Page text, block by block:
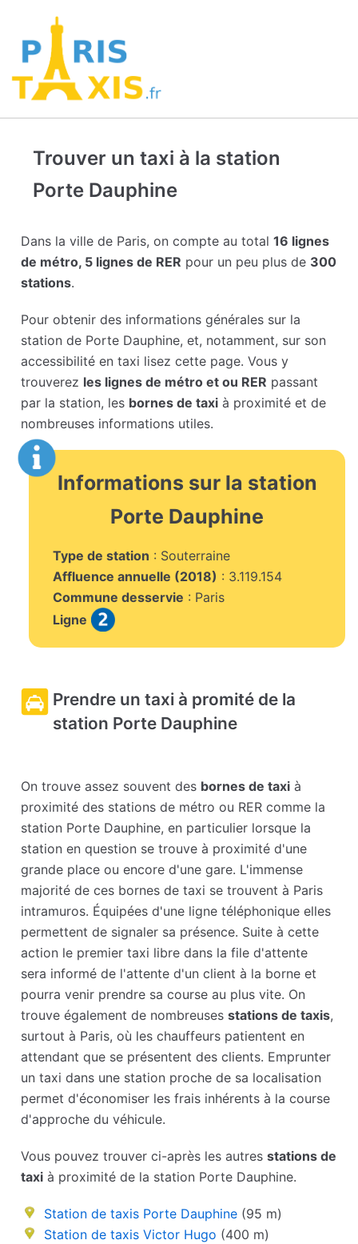
Trouver un taxi à la station
Porte Dauphine
Dans la ville de Paris, on compte au total16 lignes
de métro, 5 lignes de RER pour un peu plus de 300
stations.
Pour obtenir des informations générales sur la
station de Porte Dauphine, et, notamment, sur son
accessibilité en taxi lisez cette page. Vous y
trouverez les lignes de métro et ou RER passant
par la station, les bornes de taxi à proximité et de
nombreuses informations utiles.
Informations sur la station
Porte Dauphine
Type de station : Souterraine
Affluence annuelle (2018) : 3.119.154
Commune desservie : Paris
Ligne
Prendre un taxi à promité de la
station Porte Dauphine
On trouve assez souvent des bornes de taxi à
proximité des stations de métro ou RER comme la
station Porte Dauphine, en particulier lorsque la
station en question se trouve à proximité d'une
grande place ou encore d'une gare. L'immense
majorité de ces bornes de taxi se trouvent à Paris
intramuros. Équipées d'une ligne téléphonique elles
permettent de signaler sa présence. Suite à cette
action le premier taxi libre dans la file d'attente
sera informé de l'attente d'un client à la borne et
pourra venir prendre sa course au plus vite. On
trouve également de nombreusesstations de taxis,
surtout à Paris, où les chauffeurs patientent en
attendant que se présentent des clients. Emprunter
un taxi dans une station proche de sa localisation
permet d'économiser les frais inhérents à la course
d'approche du véhicule.
Vous pouvez trouver ci-après les autresstations de
taxi à proximité de la station Porte Dauphine.
Station de taxis Porte Dauphine (95 m)
Station de taxis Victor Hugo (400 m)